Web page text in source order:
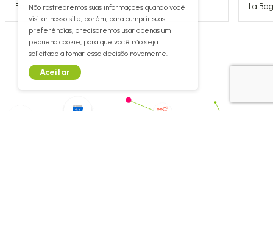
Banco do Empreendedor La
Não rastrearemos suas informações quando você
visitar nosso site, porém, para cumprir suas
preferências, precisaremos usar apenas um
pequeno cookie, para que você não seja
solicitado a tomar essa decisão novamente.
Aceitar